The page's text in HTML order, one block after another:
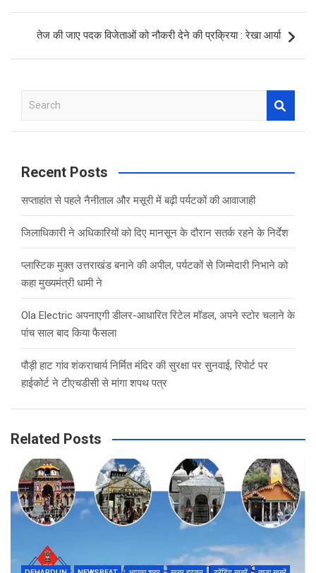
k
p
तेज की जाए पदक विजेताओं को नौकरी देने की प्रक्रिया : रेखा आर्या
a
c
Recent Posts
सप्ताहांत से पहले नैनीताल और मसूरी में बढ़ी पर्यटकों की आवाजाही
जिलाधिकारी ने अधिकारियों को दिए मानसून के दौरान सतर्क रहने के निर्देश
प्लास्टिक मुक्त उत्तराखंड बनाने की अपील, पर्यटकों से जिम्मेदारी निभाने को
कहा मुख्यमंत्री धामी ने
Ola Electric अपनाएगी डीलर-आधारित रिटेल मॉडल, अपने स्टोर चलाने के
पांच साल बाद किया फैसला
पौड़ी हाट गांव शंकराचार्य निर्मित मंदिर की सुरक्षा पर सुनवाई, रिपोर्ट पर
हाईकोर्ट ने टीएचडीसी से मांगा शपथ पत्र
Related Posts